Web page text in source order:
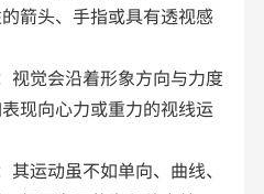
箭头、手指或具有透视感
觉会沿着形象方向与力度
现向心力或重力的视线运
运动虽不如单向、曲线、